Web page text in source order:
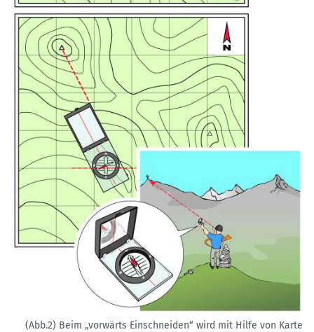
(Abb.2) Beim „vorwärts Einschneiden“ wird mit Hilfe von Karte